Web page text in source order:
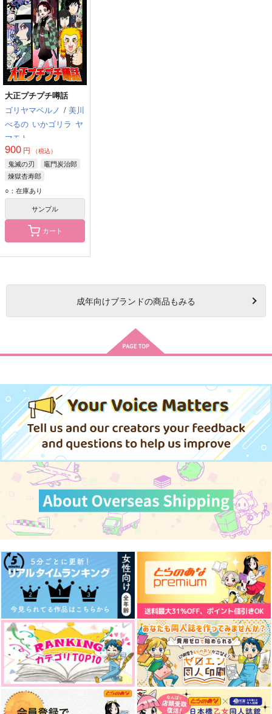
大正プチプチ噂話
ゴリヤマベルノ / 美川
べるの いかゴリラ ヤ
マモト
900 円 （税込）
鬼滅の刃
竈門炭治郎
煉獄杏寿郎
鬼舞辻無惨
○：在庫あり
サンプル
カート
成年向けブランドの商品もみる